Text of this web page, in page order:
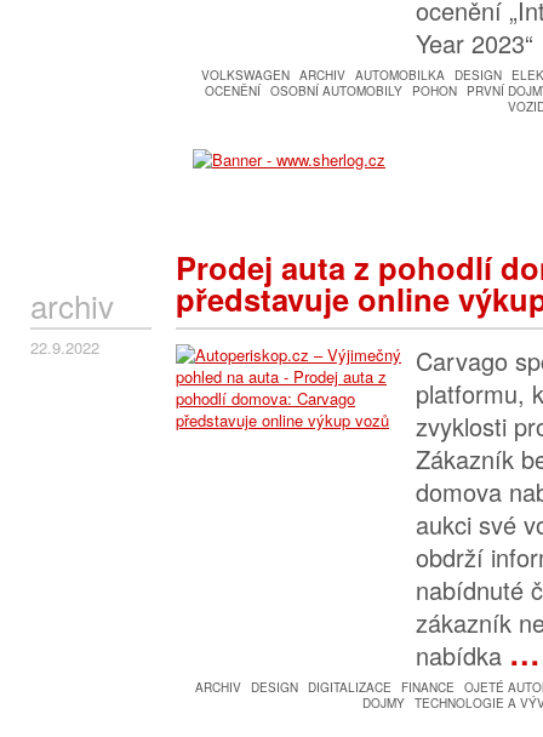
ocenění
Year 2023“
VOLKSWAGEN ARCHIV AUTOMOBILKA DESIGN
OCENĚNÍ
OSOBNÍ AUTOMOBILY POHON
PRVNÍ
Prodej auta z pohodlí
představuje online
archiv
22.9.2022
Carvago
platformu,
zvyklosti
Zákazník
domova
aukci své
obdrží
nabídnuté
zákazník
nabídka …
ARCHIV DESIGN DIGITALIZACE FINANCE
OJETÉ
DOJMY TECHNOLOGIE A